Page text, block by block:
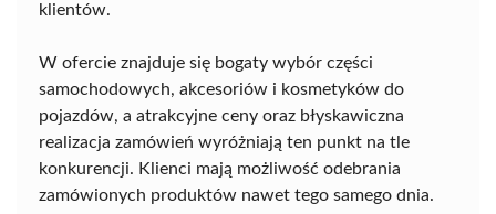
klientów.
W ofercie znajduje się bogaty wybór części
samochodowych, akcesoriów i kosmetyków do
pojazdów, a atrakcyjne ceny oraz błyskawiczna
realizacja zamówień wyróżniają ten punkt na tle
konkurencji. Klienci mają możliwość odebrania
zamówionych produktów nawet tego samego dnia.